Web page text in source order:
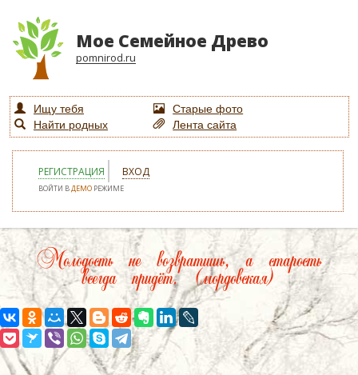
Мое Семейное Древо
pomnirod.ru
Ищу тебя
Старые фото
Найти родных
Лента сайта
РЕГИСТРАЦИЯ ВХОД
ВОЙТИ ВДЕМО РЕЖИМЕ
Молодость не возвратишь, а старость
всегда придёт. (мордовская)